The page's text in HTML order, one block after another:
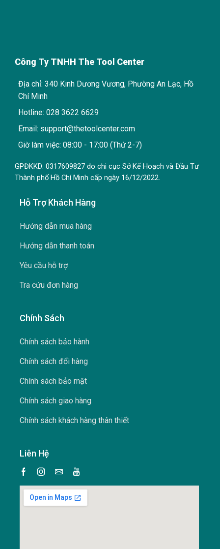
Công Ty TNHH The Tool Center
Địa chỉ: 340 Kinh Dương Vương, Phường An Lạc, Hồ
Chí Minh
Hotline: 028 3622 6629
Email: support@thetoolcenter.com
Giờ làm việc: 08:00 - 17:00 (Thứ 2-7)
GPĐKKD: 0317609827 do chi cục Sở Kế Hoạch và Đầu Tư
Thành phố Hồ Chí Minh cấp ngày 16/12/2022.
Hỗ Trợ Khách Hàng
Hướng dẫn mua hàng
Hướng dẫn thanh toán
Yêu cầu hỗ trợ
Tra cứu đơn hàng
Chính Sách
Chính sách bảo hành
Chính sách đổi hàng
Chính sách bảo mật
Chính sách giao hàng
Chính sách khách hàng thân thiết
Liên Hệ